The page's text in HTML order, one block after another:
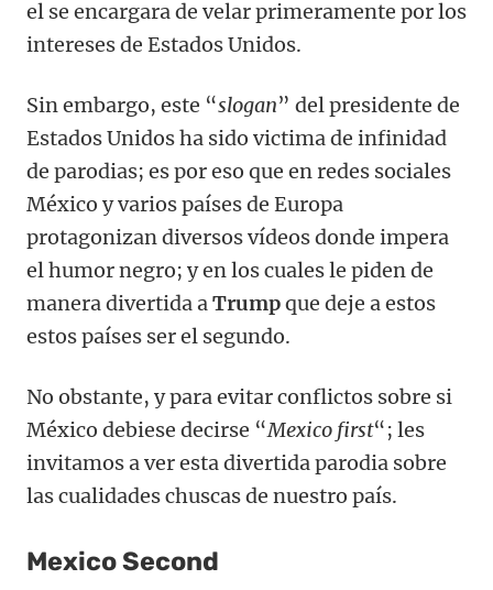
el se encargara de velar primeramente por los
intereses de Estados Unidos.
Sin embargo, este “slogan” del presidente de
Estados Unidos ha sido victima de infinidad
de parodias; es por eso que en redes sociales
México y varios países de Europa
protagonizan diversos vídeos donde impera
el humor negro; y en los cuales le piden de
manera divertida aTrumpque deje a estos
estos países ser el segundo.
No obstante, y para evitar conflictos sobre si
México debiese decirse “Mexico first“; les
invitamos a ver esta divertida parodia sobre
las cualidades chuscas de nuestro país.
Mexico Second